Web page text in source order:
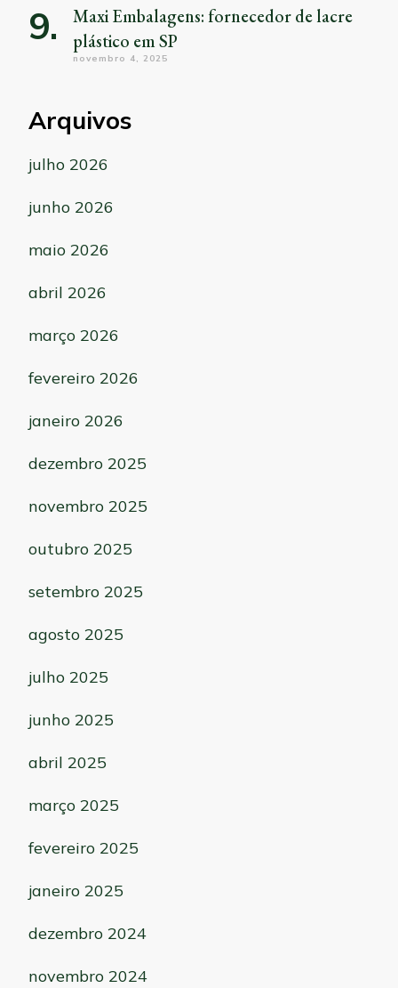
Maxi Embalagens: fornecedor de lacre
plástico em SP
novembro 4, 2025
Arquivos
julho 2026
junho 2026
maio 2026
abril 2026
março 2026
fevereiro 2026
janeiro 2026
dezembro 2025
novembro 2025
outubro 2025
setembro 2025
agosto 2025
julho 2025
junho 2025
abril 2025
março 2025
fevereiro 2025
janeiro 2025
dezembro 2024
novembro 2024